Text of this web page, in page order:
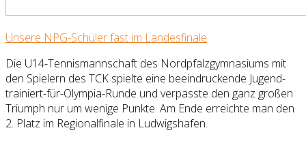
Unsere NPG-Schüler fast im Landesfinale
Die U14-Tennismannschaft des Nordpfalzgymnasiums mit
den Spielern des TCK spielte eine beeindruckende Jugend-
trainiert-für-Olympia-Runde und verpasste den ganz großen
Triumph nur um wenige Punkte. Am Ende erreichte man den
2. Platz im Regionalfinale in Ludwigshafen.